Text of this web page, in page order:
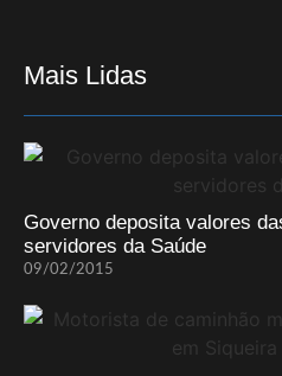
Mais Lidas
Governo deposita valores
servidores da Saúde
09/02/2015